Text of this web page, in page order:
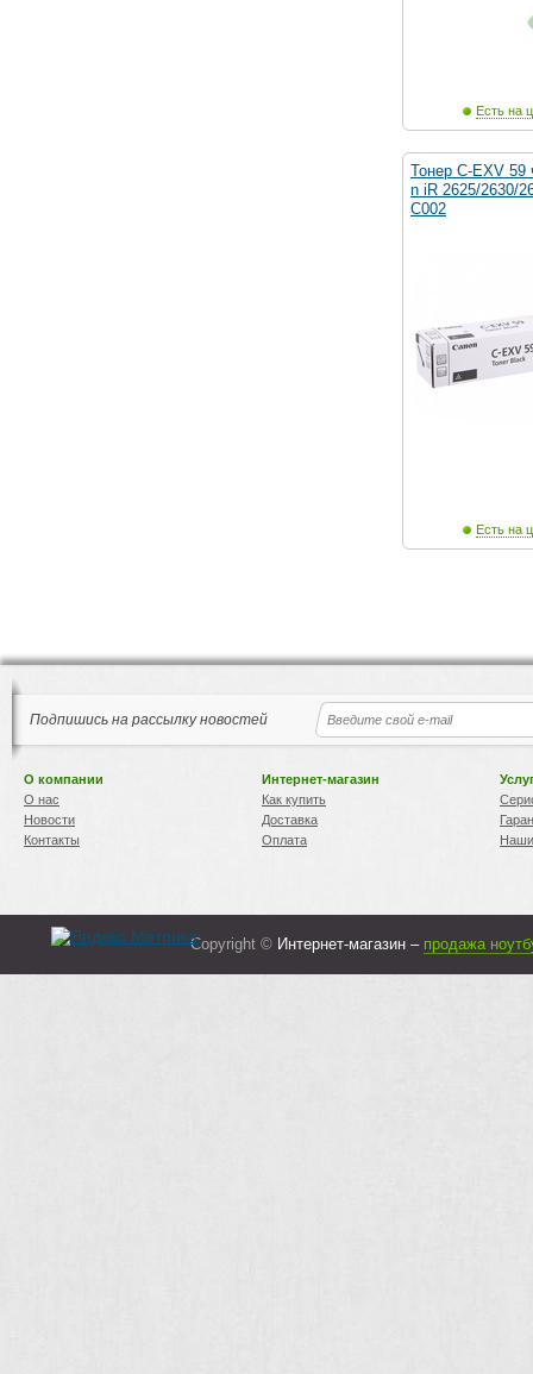
Есть на
Тонер C-EXV 59
n iR 2625/2630/
C002
Есть на
Подпишись на рассылку новостей
О компании
О нас
Новости
Контакты
Интернет-магазин
Как купить
Доставка
Оплата
Copyright © Интернет-магазин – продажа